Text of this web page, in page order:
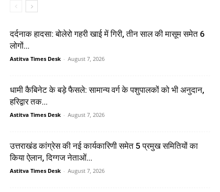
दर्दनाक हादसा: बोलेरो गहरी खाई में गिरी, तीन साल की मासूम समेत 6
लोगों...
Astitva Times Desk - August 7, 2026
धामी कैबिनेट के बड़े फैसले: सामान्य वर्ग के पशुपालकों को भी अनुदान,
हरिद्वार तक...
Astitva Times Desk - August 7, 2026
उत्तराखंड कांग्रेस की नई कार्यकारिणी समेत 5 प्रमुख समितियों का
किया ऐलान, दिग्गज नेताओं...
Astitva Times Desk - August 7, 2026